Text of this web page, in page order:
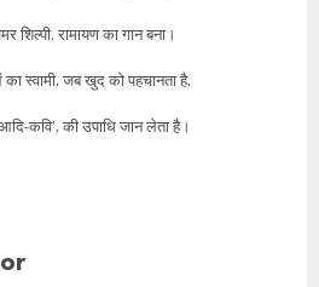
शिल्पी, रामायण का गान बना।
स्वामी, जब खुद को पहचानता है,
कवि’, की उपाधि जान लेता है।